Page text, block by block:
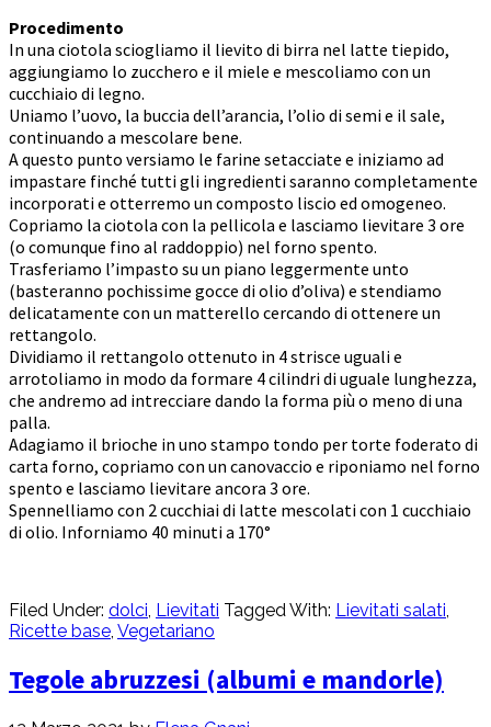
Procedimento
In una ciotola sciogliamo il lievito di birra nel latte tiepido,
aggiungiamo lo zucchero e il miele e mescoliamo con un
cucchiaio di legno.
Uniamo l’uovo, la buccia dell’arancia, l’olio di semi e il sale,
continuando a mescolare bene.
A questo punto versiamo le farine setacciate e iniziamo ad
impastare finché tutti gli ingredienti saranno completamente
incorporati e otterremo un composto liscio ed omogeneo.
Copriamo la ciotola con la pellicola e lasciamo lievitare 3 ore
(o comunque fino al raddoppio) nel forno spento.
Trasferiamo l’impasto su un piano leggermente unto
(basteranno pochissime gocce di olio d’oliva) e stendiamo
delicatamente con un matterello cercando di ottenere un
rettangolo.
Dividiamo il rettangolo ottenuto in 4 strisce uguali e
arrotoliamo in modo da formare 4 cilindri di uguale lunghezza,
che andremo ad intrecciare dando la forma più o meno di una
palla.
Adagiamo il brioche in uno stampo tondo per torte foderato di
carta forno, copriamo con un canovaccio e riponiamo nel forno
spento e lasciamo lievitare ancora 3 ore.
Spennelliamo con 2 cucchiai di latte mescolati con 1 cucchiaio
di olio. Inforniamo 40 minuti a 170°
Filed Under: dolci Lievitati Tagged With: Lievitati salati
Ricette base Vegetariano
Tegole abruzzesi (albumi e mandorle)